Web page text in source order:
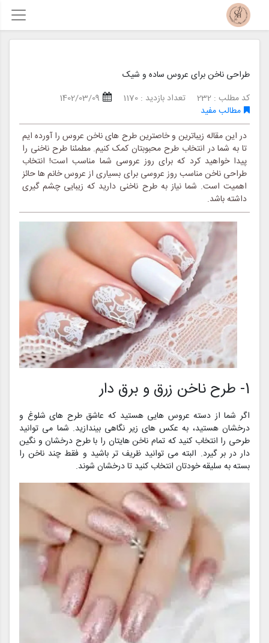
طراحی ناخن برای عروس ساده و شیک
کد مطلب : 232
تعداد بازدید : 1170
1402/03/09
مطالب مفید
در این مقاله زیباترین و خاصترین طرح های ناخن عروس را آورده ایم
تا به شما در انتخاب طرح محبوبتان کمک کنیم. مطمئنا طرح ناخنی را
پیدا خواهید کرد که برای روز عروسی شما مناسب است! انتخاب
طراحی ناخن مناسب روز عروسی برای بسیاری از عروس خانم ها حائز
اهمیت است. شما نیاز به طرح ناخنی دارید که زیبایی چشم گیری
داشته باشد.
1- طرح ناخن زرق و برق دار
اگر شما از دسته عروس هایی هستید که عاشق طرح های شلوغ و
درخشان هستید، به عکس های زیر نگاهی بیندازید. شما می توانید
طرحی را انتخاب کنید که تمام ناخن هایتان را با طرح درخشان و نگین
دار در بر گیرد. البته می توانید ظریف تر باشید و فقط چند ناخن را
بسته به سلیقه خودتان انتخاب کنید تا درخشان شوند.